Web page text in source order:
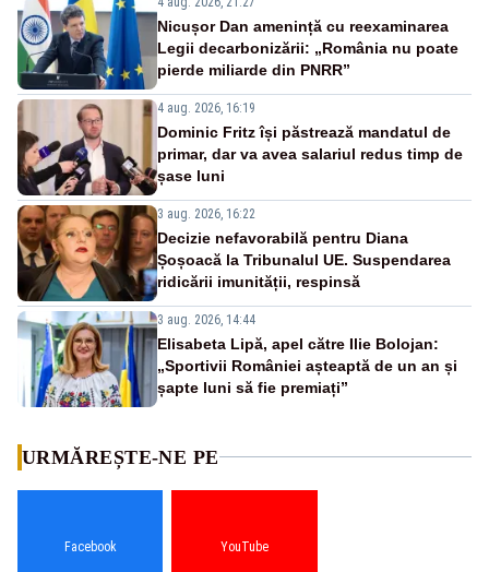
Nicușor Dan amenință cu reexaminarea
Legii decarbonizării: „România nu poate
pierde miliarde din PNRR”
4 aug. 2026, 16:19
Dominic Fritz își păstrează mandatul de
primar, dar va avea salariul redus timp de
șase luni
3 aug. 2026, 16:22
Decizie nefavorabilă pentru Diana
Șoșoacă la Tribunalul UE. Suspendarea
ridicării imunității, respinsă
3 aug. 2026, 14:44
Elisabeta Lipă, apel către Ilie Bolojan:
„Sportivii României așteaptă de un an și
șapte luni să fie premiați”
URMĂREȘTE-NE PE
Facebook YouTube